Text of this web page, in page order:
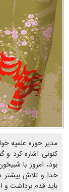
مدیر حوزه علمیه
کنونی اشاره کرد و
بود، امروز با
خدا و تلاش
باید قدم برداشت